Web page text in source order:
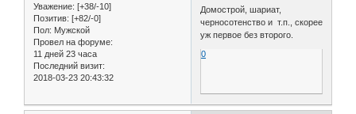
Уважение: [+38/-10]
Позитив: [+82/-0]
Пол: Мужской
Провел на форуме:
11 дней 23 часа
Последний визит:
2018-03-23 20:43:32
Домострой, шариат,
черносотенство и т.п., скорее
уж первое без второго.
0